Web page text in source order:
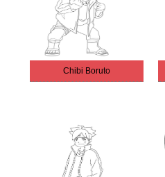
Chibi Boruto